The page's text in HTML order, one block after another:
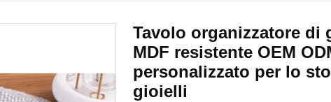
Tavolo organizzatore di
MDF resistente OEM
personalizzato per lo
gioielli